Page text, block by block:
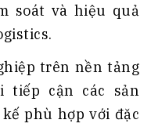
soát và hiệu quả
trên nền tảng
tiếp cận các sản
phù hợp với đặc